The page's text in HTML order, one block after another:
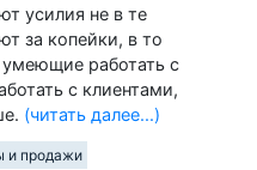
усилия не в те
за копейки, в то
работать с
с клиентами,
(читать далее...)
и продажи